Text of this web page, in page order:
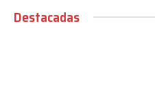
Destacadas